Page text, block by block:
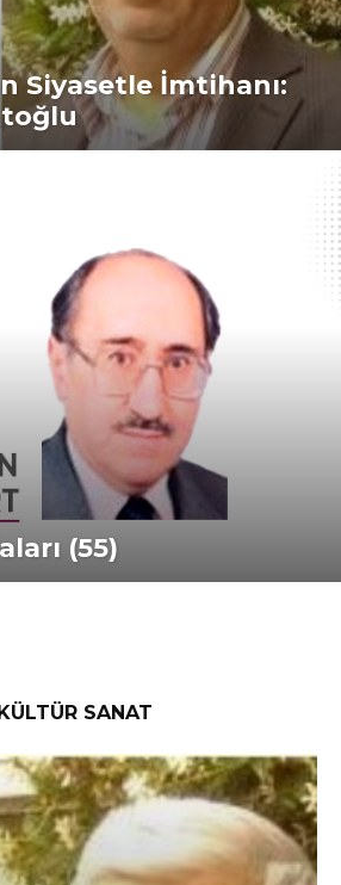
Siyasetle İmtihanı:
(55)
KÜLTÜR SANAT